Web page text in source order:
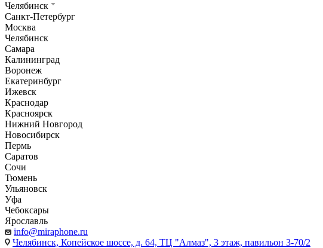
Челябинск
Санкт-Петербург
Москва
Челябинск
Самара
Калининград
Воронеж
Екатеринбург
Ижевск
Краснодар
Красноярск
Нижний Новгород
Новосибирск
Пермь
Саратов
Сочи
Тюмень
Ульяновск
Уфа
Чебоксары
Ярославль
info@miraphone.ru
Челябинск, Копейское шоссе, д. 64, ТЦ "Алмаз", 3 этаж, павильон 3-70/2